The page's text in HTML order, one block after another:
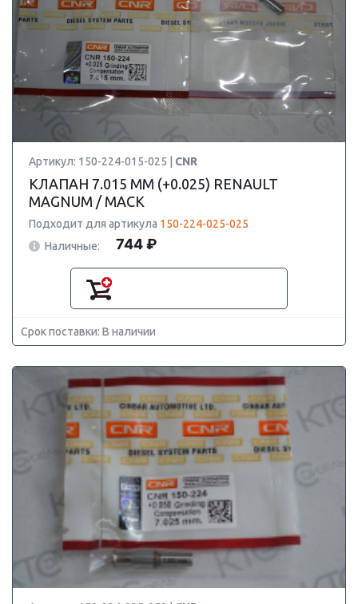
Артикул: 150-224-015-025 | CNR
КЛАПАН 7.015 ММ (+0.025) RENAULT
MAGNUM / MACK
Подходит для артикула 150-224-025-025
Наличные:
744 ₽
Срок поставки: В наличии